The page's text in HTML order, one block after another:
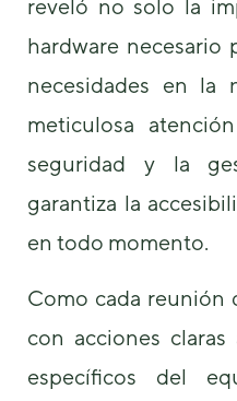
reveló no solo la
hardware necesario
necesidades en la
meticulosa
seguridad y la
garantiza la
en todo momento.
Como cada reunión
con acciones claras
específicos del